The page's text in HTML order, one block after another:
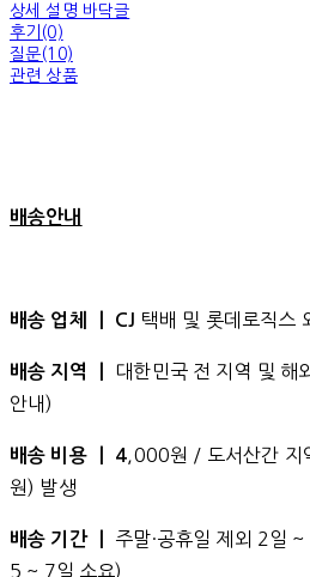
상세 설명 바닥글
후기(0)
질문(10)
관련 상품
배송안내
배송 업체 ㅣ CJ 택배 및 롯데로직스
배송 지역 ㅣ 대한민국 전 지역 및 해
안내)
배송 비용 ㅣ 4,000원 / 도서산간 지
원) 발생
배송 기간 ㅣ 주말·공휴일 제외 2일
5 ~ 7일 소요)